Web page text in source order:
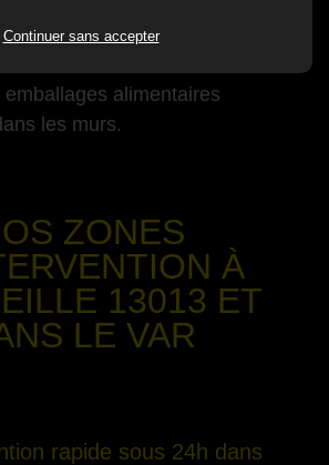
alimentaires
les murs.
ZONES
À
13013 ET
LE VAR
rapide sous 24h dans
Continuer sans accepter